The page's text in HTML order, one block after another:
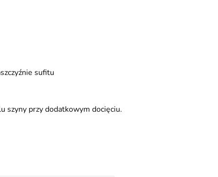
sufitu
szyny przy dodatkowym docięciu.